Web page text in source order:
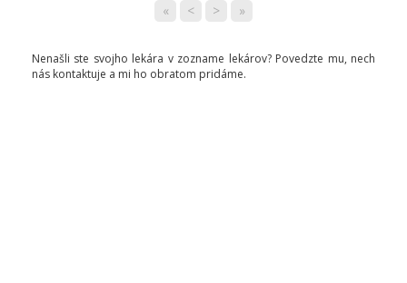
« < > »
Nenašli ste svojho lekára v zozname lekárov? Povedzte mu, nech
nás kontaktuje a mi ho obratom pridáme.